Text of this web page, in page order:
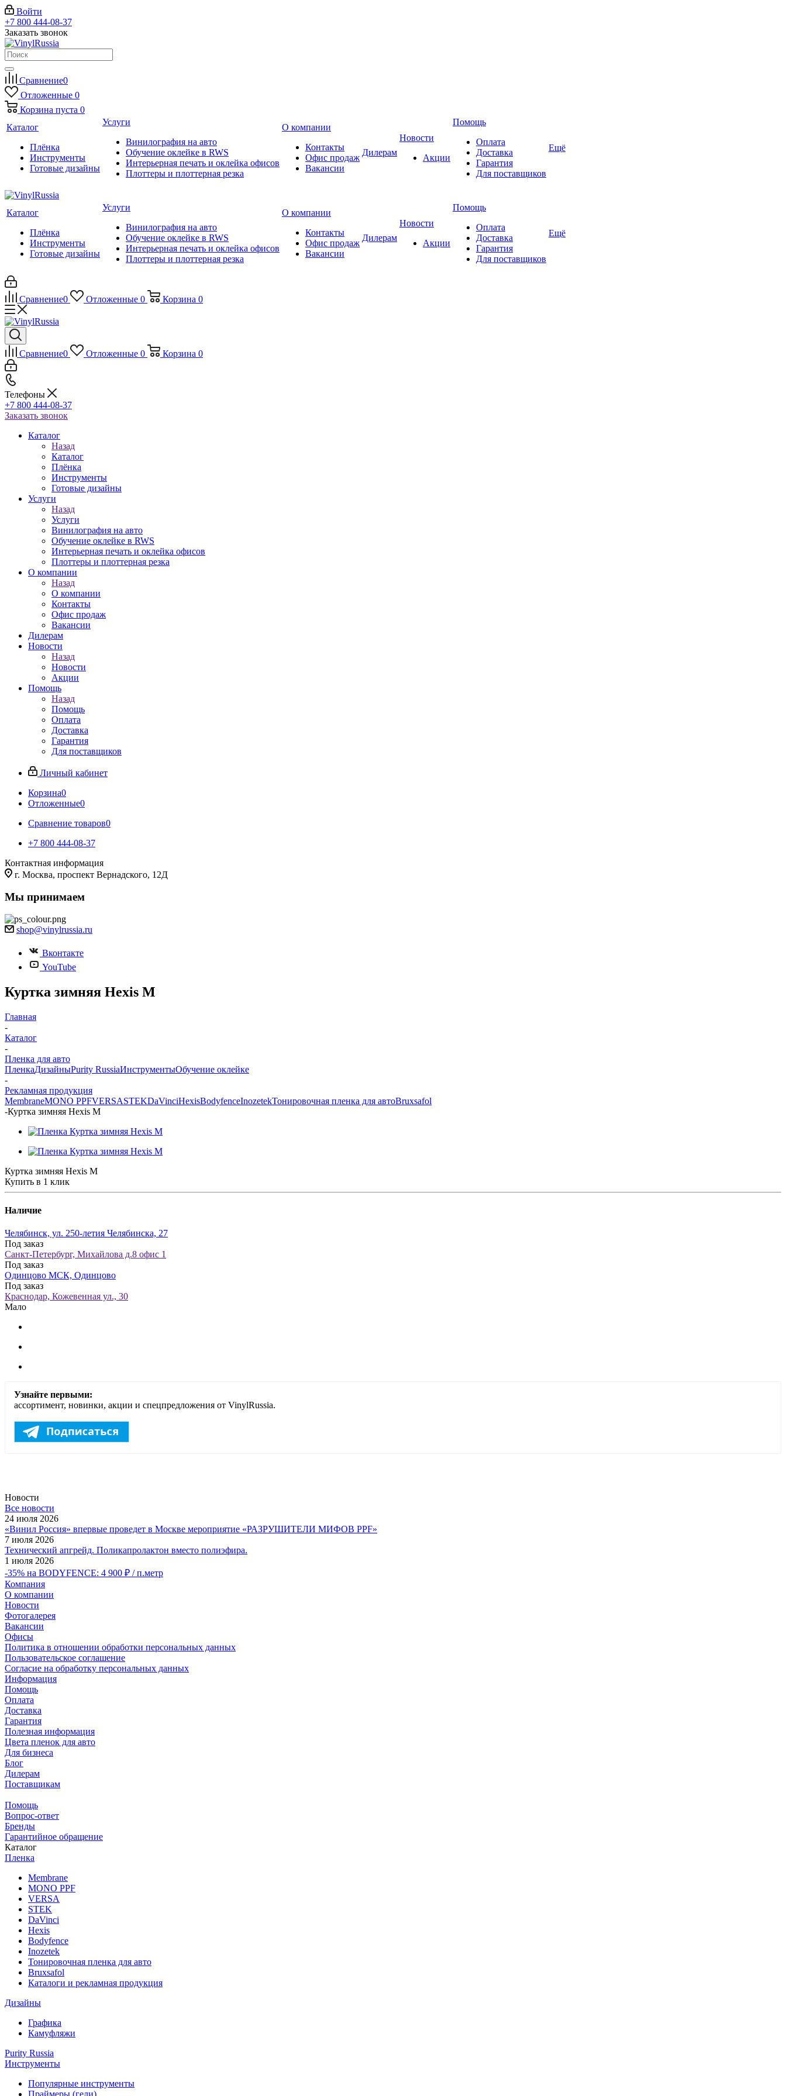
Войти
+7 800 444-08-37
Заказать звонок
Сравнение0
Отложенные 0
Корзина пуста 0
Каталог
Плёнка
Инструменты
Готовые дизайны
Услуги
Винилография на авто
Обучение оклейке в RWS
Интерьерная печать и оклейка офисов
Плоттеры и плоттерная резка
О компании
Контакты
Офис продаж
Вакансии
Дилерам
Новости
Акции
Помощь
Оплата
Доставка
Гарантия
Для поставщиков
Ещё
Каталог
Плёнка
Инструменты
Готовые дизайны
Услуги
Винилография на авто
Обучение оклейке в RWS
Интерьерная печать и оклейка офисов
Плоттеры и плоттерная резка
О компании
Контакты
Офис продаж
Вакансии
Дилерам
Новости
Акции
Помощь
Оплата
Доставка
Гарантия
Для поставщиков
Ещё
Сравнение0 Отложенные 0 Корзина 0
Сравнение0 Отложенные 0 Корзина 0
Телефоны
+7 800 444-08-37
Заказать звонок
Каталог
Назад
Каталог
Плёнка
Инструменты
Готовые дизайны
Услуги
Назад
Услуги
Винилография на авто
Обучение оклейке в RWS
Интерьерная печать и оклейка офисов
Плоттеры и плоттерная резка
О компании
Назад
О компании
Контакты
Офис продаж
Вакансии
Дилерам
Новости
Назад
Новости
Акции
Помощь
Назад
Помощь
Оплата
Доставка
Гарантия
Для поставщиков
Личный кабинет
Корзина0
Отложенные0
Сравнение товаров0
+7 800 444-08-37
Контактная информация
г. Москва, проспект Вернадского, 12Д
Мы принимаем
shop@vinylrussia.ru
Вконтакте
YouTube
Куртка зимняя Hexis M
Главная
-
Каталог
-
Пленка для авто
ПленкаДизайныPurity RussiaИнструментыОбучение оклейке
-
Рекламная продукция
MembraneMONO PPFVERSASTEKDaVinciHexisBodyfenceInozetekТонировочная пленка для автоBruxsafol
-Куртка зимняя Hexis M
Куртка зимняя Hexis M
Купить в 1 клик
Наличие
Челябинск, ул. 250-летия Челябинска, 27
Под заказ
Санкт-Петербург, Михайлова д.8 офис 1
Под заказ
Одинцово МСК, Одинцово
Под заказ
Краснодар, Кожевенная ул., 30
Мало
Узнайте первыми:
ассортимент, новинки, акции и спецпредложения от VinylRussia.
Новости
Все новости
24 июля 2026
«Винил Россия» впервые проведет в Москве мероприятие «РАЗРУШИТЕЛИ МИФОВ PPF»
7 июля 2026
Технический апгрейд. Поликапролактон вместо полиэфира.
1 июля 2026
-35% на BODYFENCE: 4 900 ₽ / п.метр
Компания
О компании
Новости
Фотогалерея
Вакансии
Офисы
Политика в отношении обработки персональных данных
Пользовательское соглашение
Согласие на обработку персональных данных
Информация
Помощь
Оплата
Доставка
Гарантия
Полезная информация
Цвета пленок для авто
Для бизнеса
Блог
Дилерам
Поставщикам
Помощь
Вопрос-ответ
Бренды
Гарантийное обращение
Каталог
Пленка
Membrane
MONO PPF
VERSA
STEK
DaVinci
Hexis
Bodyfence
Inozetek
Тонировочная пленка для авто
Bruxsafol
Каталоги и рекламная продукция
Дизайны
Графика
Камуфляжи
Purity Russia
Инструменты
Популярные инструменты